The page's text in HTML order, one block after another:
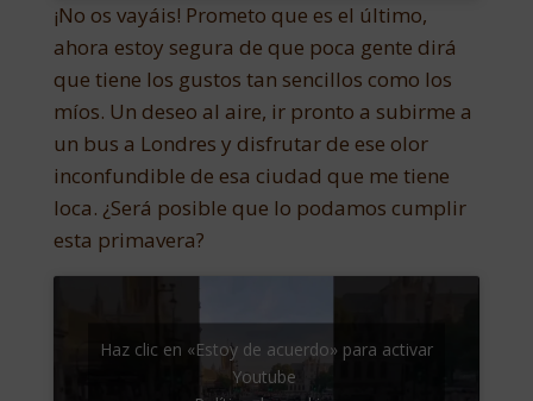
¡No os vayáis! Prometo que es el último,
ahora estoy segura de que poca gente dirá
que tiene los gustos tan sencillos como los
míos. Un deseo al aire, ir pronto a subirme a
un bus a Londres y disfrutar de ese olor
inconfundible de esa ciudad que me tiene
loca. ¿Será posible que lo podamos cumplir
esta primavera?
Haz clic en «Estoy de acuerdo» para activar
Youtube